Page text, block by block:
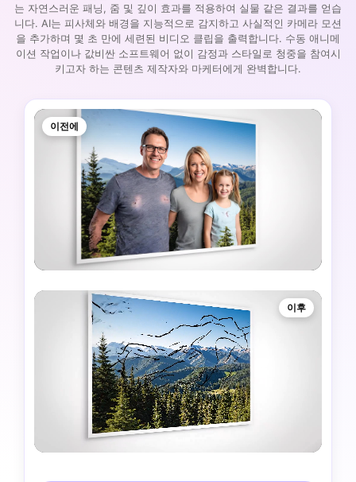
는 자연스러운 패닝, 줌 및 깊이 효과를 적용하여 실물 같은 결과를 얻습
니다. AI는 피사체와 배경을 지능적으로 감지하고 사실적인 카메라 모션
을 추가하며 몇 초 만에 세련된 비디오 클립을 출력합니다. 수동 애니메
이션 작업이나 값비싼 소프트웨어 없이 감정과 스타일로 청중을 참여시
키고자 하는 콘텐츠 제작자와 마케터에게 완벽합니다.
이전에
이후